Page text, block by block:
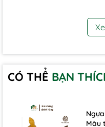
- Tủ có 4 cánh cửa được
trong ngăn chính là các
4. Dịch vụ bán hàng tận
- Nội thất F21 luôn đảm
CÓ THỂ BẠN
Màu